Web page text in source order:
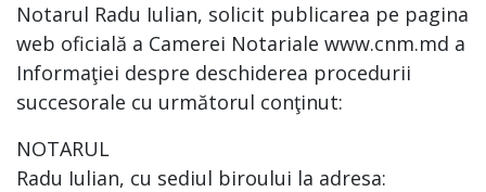
Notarul Radu Iulian, solicit publicarea pe pagina
web oficială a Camerei Notariale www.cnm.md a
Informaţiei despre deschiderea procedurii
succesorale cu următorul conţinut:
NOTARUL
Radu Iulian, cu sediul biroului la adresa: